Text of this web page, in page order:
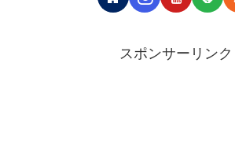
スポンサーリンク